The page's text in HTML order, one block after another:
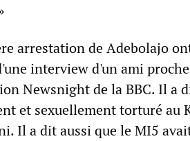
arrestation de Adebolajo
interview d'un ami
Newsnight de la BBC. Il a
et sexuellement torturé au
Il a dit aussi que le MI5